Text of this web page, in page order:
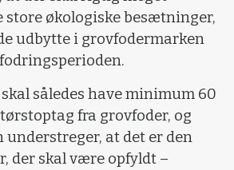
store økologiske besætninger,
udbytte i grovfodermarken
således have minimum 60
fra grovfoder, og
at det er den
der skal være opfyldt –